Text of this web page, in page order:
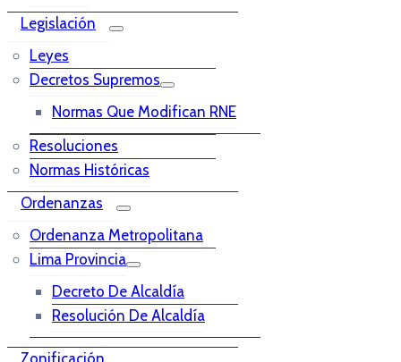
Legislación
Leyes
Decretos Supremos
Normas Que Modifican RNE
Resoluciones
Normas Históricas
Ordenanzas
Ordenanza Metropolitana
Lima Provincia
Decreto De Alcaldía
Resolución De Alcaldía
Zonificación